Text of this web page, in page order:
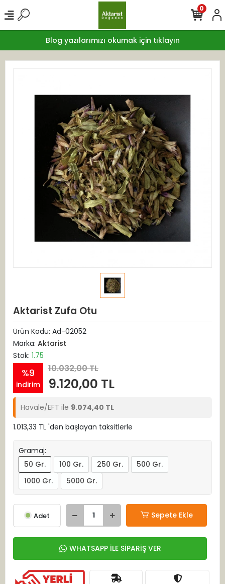
Blog yazılarımızı okumak için tıklayın
0
Aktarist Zufa Otu
Ürün Kodu: Ad-02052
Marka: Aktarist
Stok: 1.75
%9
indirim
10.032,00 TL
9.120,00 TL
Havale/EFT ile 9.074,40 TL
1.013,33 TL 'den başlayan taksitlerle
Gramaj:
50 Gr.
100 Gr. 250 Gr.
500 Gr.
1000 Gr.
5000 Gr.
Adet Sepete Ekle
WHATSAPP İLE SİPARİŞ VER